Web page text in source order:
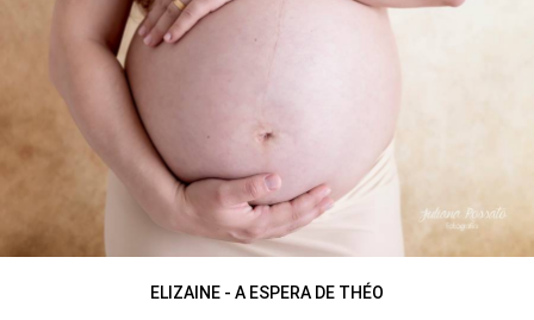
ELIZAINE - A ESPERA DE THÉO